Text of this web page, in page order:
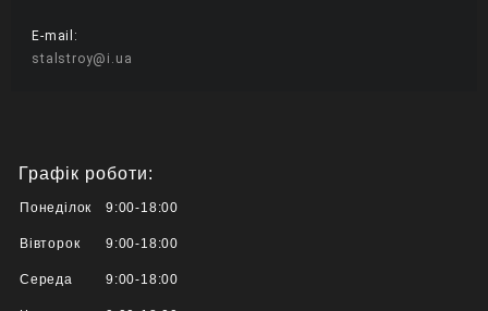
E-mail:
stalstroy@i.ua
Графік роботи:
Понеділок 9:00-18:00
Вівторок 9:00-18:00
Середа 9:00-18:00